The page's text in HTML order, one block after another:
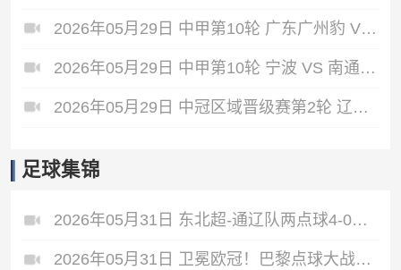
2026年05月29日 中甲第10轮 广东广州豹 VS 深圳青年人 全场录像
2026年05月29日 中甲第10轮 宁波 VS 南通支云 全场录像
2026年05月29日 中冠区域晋级赛第2轮 辽宁盛京新锐 VS 本溪清帆 全场录像
足球集锦
2026年05月31日 东北超-通辽队两点球4-0战胜鸡西队 通辽队1胜1平鸡西队遭遇2连败
2026年05月31日 卫冕欧冠！巴黎点球大战5-4击败阿森纳夺冠 加布里埃尔、埃泽失点